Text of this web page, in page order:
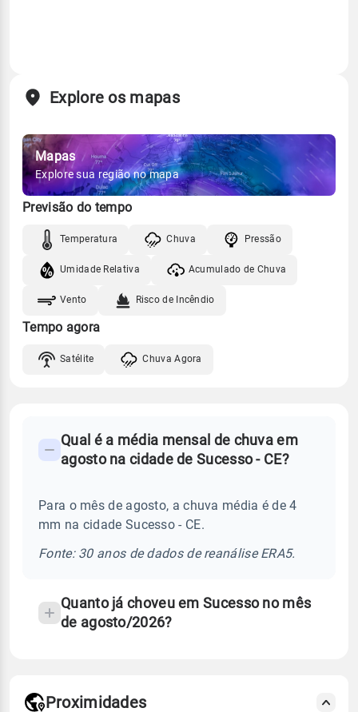
Explore os mapas
Mapas
Explore sua região no mapa
Previsão do tempo
Temperatura Chuva Pressão
Umidade Relativa Acumulado de Chuva
Vento Risco de Incêndio
Tempo agora
Satélite Chuva Agora
Perguntas
sobre
chuva
Qual é a média mensal de chuva em
agosto na cidade de Sucesso - CE?
Para o mês de agosto, a chuva média é de 4
mm na cidade Sucesso - CE.
Fonte: 30 anos de dados de reanálise ERA5.
Quanto já choveu em Sucesso no mês
de agosto/2026?
Proximidades